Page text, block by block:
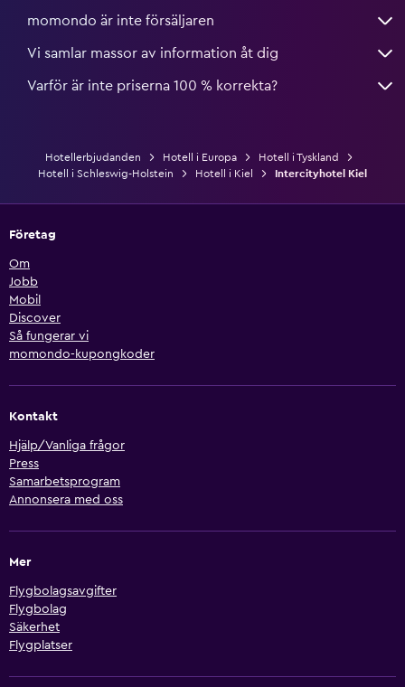
momondo är inte försäljaren
Vi samlar massor av information åt dig
Varför är inte priserna 100 % korrekta?
Hotellerbjudanden Hotell i Europa
Hotell i Tyskland
Hotell i Schleswig-Holstein
Hotell i Kiel Intercityhotel Kiel
Företag
Om
Jobb
Mobil
Discover
Så fungerar vi
momondo-kupongkoder
Kontakt
Hjälp/Vanliga frågor
Press
Samarbetsprogram
Annonsera med oss
Mer
Flygbolagsavgifter
Flygbolag
Säkerhet
Flygplatser